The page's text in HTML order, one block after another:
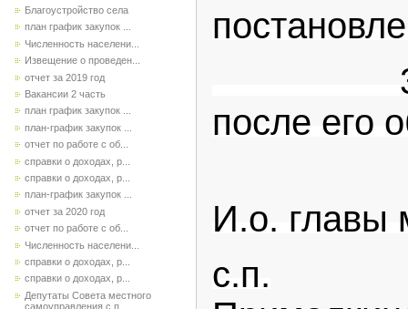
Благоустройство села
план график закупок ...
Численность населени...
Извещение о проведен...
отчет за 2019 год
Вакансии 2 часть
план график закупок ...
план-график закупок ...
отчет по работе с об...
справки о доходах, р...
справки о доходах, р...
план-график закупок ...
отчет за 2020 год
отчет по работе с об...
Численность населени...
справки о доходах, р...
справки о доходах, р...
Депутаты Совета местного
самоуправления с.п.
3.
после его
И.о. главы
с.п.